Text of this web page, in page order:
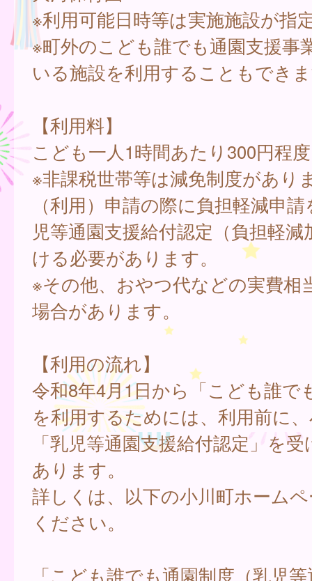
※利用可能日時等は実施施設が指
※町外のこども誰でも通園支援事
いる施設を利用することもでき
【利用料】
こども一人1時間あたり300円程度
※非課税世帯等は減免制度があり
（利用）申請の際に負担軽減申
児等通園支援給付認定（負担軽減
ける必要があります。
※その他、おやつ代などの実費相
場合があります。
【利用の流れ】
令和8年4月1日から「こども誰で
を利用するためには、利用前に
「乳児等通園支援給付認定」を
あります。
詳しくは、以下の小川町ホーム
ください。
「こども誰でも通園制度（乳児